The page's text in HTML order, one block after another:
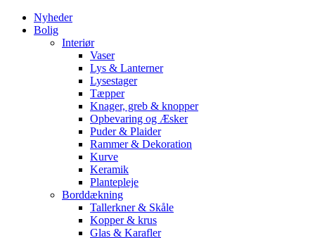
Nyheder
Bolig
Interiør
Vaser
Lys & Lanterner
Lysestager
Tæpper
Knager, greb & knopper
Opbevaring og Æsker
Puder & Plaider
Rammer & Dekoration
Kurve
Keramik
Plantepleje
Borddækning
Tallerkner & Skåle
Kopper & krus
Glas & Karafler